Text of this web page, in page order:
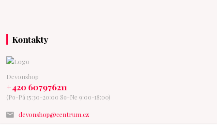
Kontakty
Devonshop
+420 607976211
(Po-Pá 15:30-20:00 So-Ne 9:00-18:00)
devonshop@centrum.cz